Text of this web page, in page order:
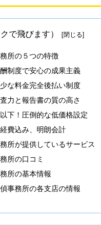
で飛びます）
所の５つの特徴
制度で安心の成果主義
な料金完全後払い制度
力と報告書の質の高さ
下！圧倒的な低価格設定
費込み、明朗会計
所が提供しているサービス
所の口コミ
所の基本情報
事務所の各支店の情報